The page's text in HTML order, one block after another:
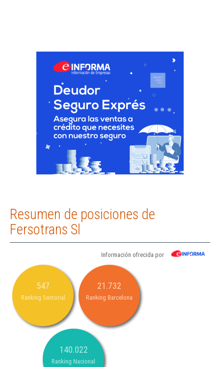
Resumen de posiciones de
Fersotrans Sl
Información ofrecida por
547
Ranking Sectorial
21.732
Ranking Barcelona
140.022
Ranking Nacional